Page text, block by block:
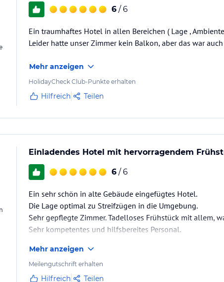
6 / 6
Ein traumhaftes Hotel in allen Bereichen ( Lage ,
Leider hatte unser Zimmer kein Balkon, aber das war
Mehr anzeigen
HolidayCheck Club-Punkte erhalten
Hilfreich Teilen
Einladendes Hotel mit hervorragendem
6 / 6
Ein sehr schön in alte Gebäude eingefügtes Hotel.
Die Lage optimal zu Streifzügen in die Umgebung.
Sehr gepflegte Zimmer. Tadelloses Frühstück mit allem,
Sehr kompetentes und hilfsbereites Personal.
Mehr anzeigen
Meilengutschrift erhalten
Hilfreich Teilen